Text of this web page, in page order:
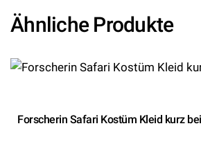
Ähnliche Produkte
Forscherin Safari Kostüm Kleid kurz